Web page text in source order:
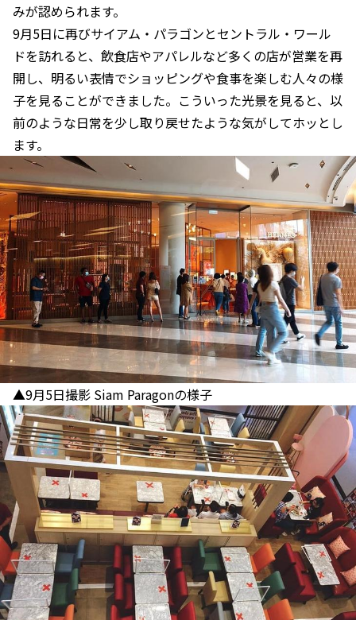
みが認められます。
9月5日に再びサイアム・パラゴンとセントラル・ワール
ドを訪れると、飲食店やアパレルなど多くの店が営業を再
開し、明るい表情でショッピングや食事を楽しむ人々の様
子を見ることができました。こういった光景を見ると、以
前のような日常を少し取り戻せたような気がしてホッとし
ます。
▲9月5日撮影 Siam Paragonの様子